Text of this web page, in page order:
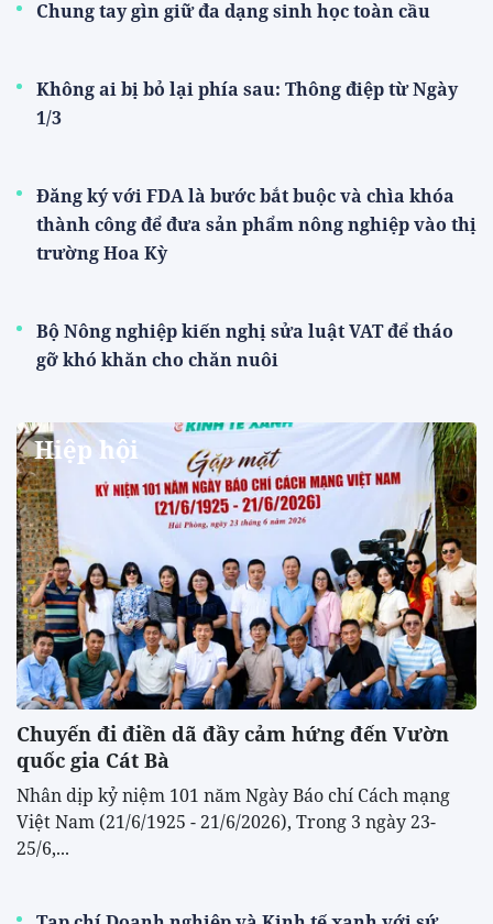
Chung tay gìn giữ đa dạng sinh học toàn cầu
Không ai bị bỏ lại phía sau: Thông điệp từ Ngày
1/3
Đăng ký với FDA là bước bắt buộc và chìa khóa
thành công để đưa sản phẩm nông nghiệp vào thị
trường Hoa Kỳ
Bộ Nông nghiệp kiến nghị sửa luật VAT để tháo
gỡ khó khăn cho chăn nuôi
Hiệp hội
Chuyến đi điền dã đầy cảm hứng đến Vườn
quốc gia Cát Bà
Nhân dịp kỷ niệm 101 năm Ngày Báo chí Cách mạng
Việt Nam (21/6/1925 - 21/6/2026), Trong 3 ngày 23-
25/6,...